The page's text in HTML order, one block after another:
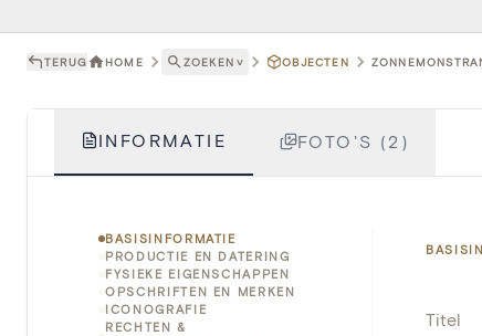
TERUG HOME ZOEKEN ˅ OBJECTEN
INFORMATIE FOTO'S (2)
BASISINFORMATIE
PRODUCTIE EN DATERING
FYSIEKE EIGENSCHAPPEN
OPSCHRIFTEN EN MERKEN
ICONOGRAFIE
RECHTEN &
Titel